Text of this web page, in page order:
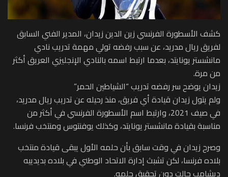
كشف الأسطورة الفرنسي زين الدين زيدان، المدير الفني السابق
لفريق ريال مدريد، عن سبب رفضه تولي مهمة تدريب نادي
مانشستر يونايتد، بعدما ارتبط اسمه بالنادي الإنجليزي العريق أكثر
من مرة.
زيدان يوضح سر رفضه تدريب “الشياطين الحمر”
ولم يتول زيدان قيادة أي فريق، منذ رحيله عن تدريب ريال مدريد،
في صيف 2021، وارتبط اسم الأسطورة الفرنسي في أكثر من
مناسبة بقيادة مانشستر يونايتد، وكذلك يوفنتوس ومنتخب فرنسا.
وصرح زيدان في وقت سابق بأن حلمه الأول يبقى قيادة منتخب
بلاده فرنسا، لكن تشبث إدارة الاتحاد الوطني في بلاده بديدييه
ديشامب حالت دون تحقيق حلمه.